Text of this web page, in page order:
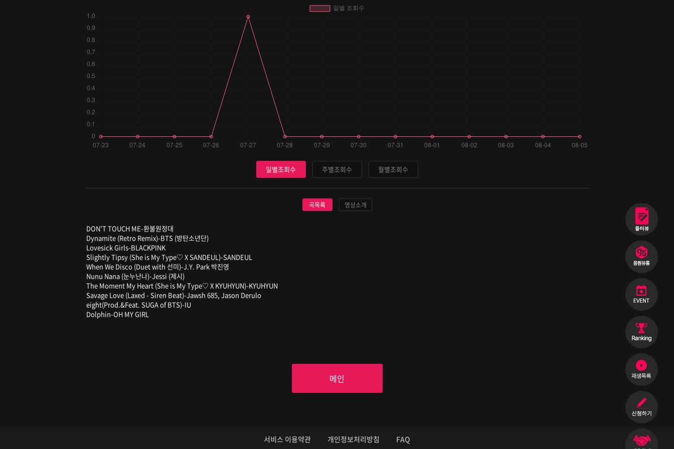
일별조회수 주별조회수 월별조회수
곡목록 영상소개
DON'T TOUCH ME-환불원정대
Dynamite (Retro Remix)-BTS (방탄소년단)
Lovesick Girls-BLACKPINK
Slightly Tipsy (She is My Type♡ X SANDEUL)-SANDEUL
When We Disco (Duet with 선미)-J.Y. Park 박진영
Nunu Nana (눈누난나)-Jessi (제시)
The Moment My Heart (She is My Type♡ X KYUHYUN)-KYUHYUN
Savage Love (Laxed - Siren Beat)-Jawsh 685, Jason Derulo
eight(Prod.&Feat. SUGA of BTS)-IU
Dolphin-OH MY GIRL
메인
서비스 이용약관 개인정보처리방침 FAQ